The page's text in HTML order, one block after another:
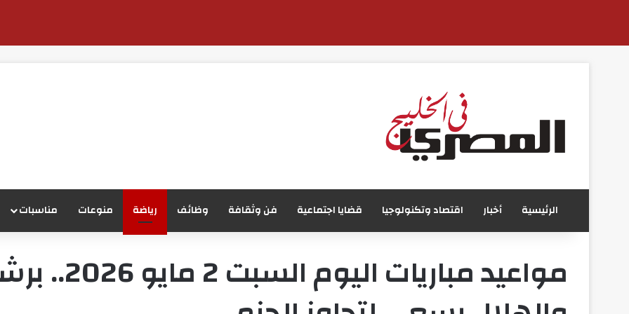
الرئيسية أخبار اقتصاد وتكنولوجيا قضايا اجتماعية فن وثقافة وظائف رياضة منوعات مناسبات
مواعيد